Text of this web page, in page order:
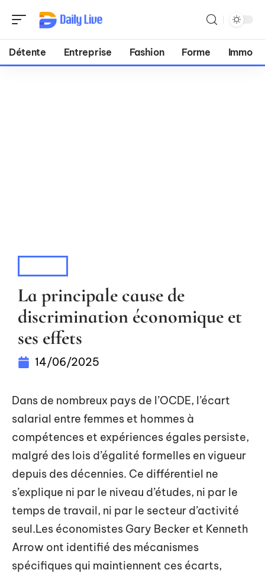
Détente Entreprise Fashion Forme Immo
La principale cause de
discrimination économique et
ses effets
14/06/2025
Dans de nombreux pays de l’OCDE, l’écart
salarial entre femmes et hommes à
compétences et expériences égales persiste,
malgré des lois d’égalité formelles en vigueur
depuis des décennies. Ce différentiel ne
s’explique ni par le niveau d’études, ni par le
temps de travail, ni par le secteur d’activité
seul.Les économistes Gary Becker et Kenneth
Arrow ont identifié des mécanismes
spécifiques qui maintiennent ces écarts,